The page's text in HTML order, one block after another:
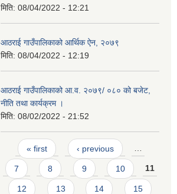
मिति: 08/04/2022 - 12:21
आठराई गाउँपालिकाको आर्थिक ऐन, २०७९
मिति: 08/04/2022 - 12:19
आठराई गाउँपालिकाको आ.व. २०७९/ ०८० को बजेट,
नीति तथा कार्यक्रम ।
मिति: 08/02/2022 - 21:52
Pages
« first ‹ previous …
7 8 9 10 11
12 13 14 15